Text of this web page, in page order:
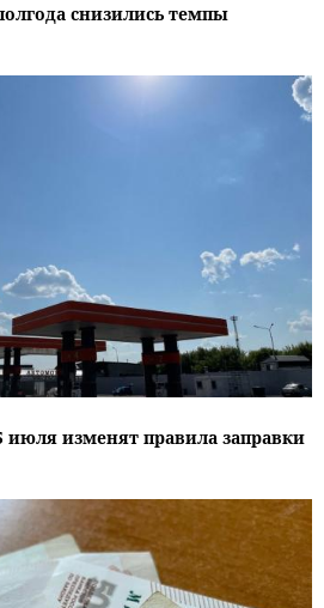
снизились темпы
июля изменят правила заправки